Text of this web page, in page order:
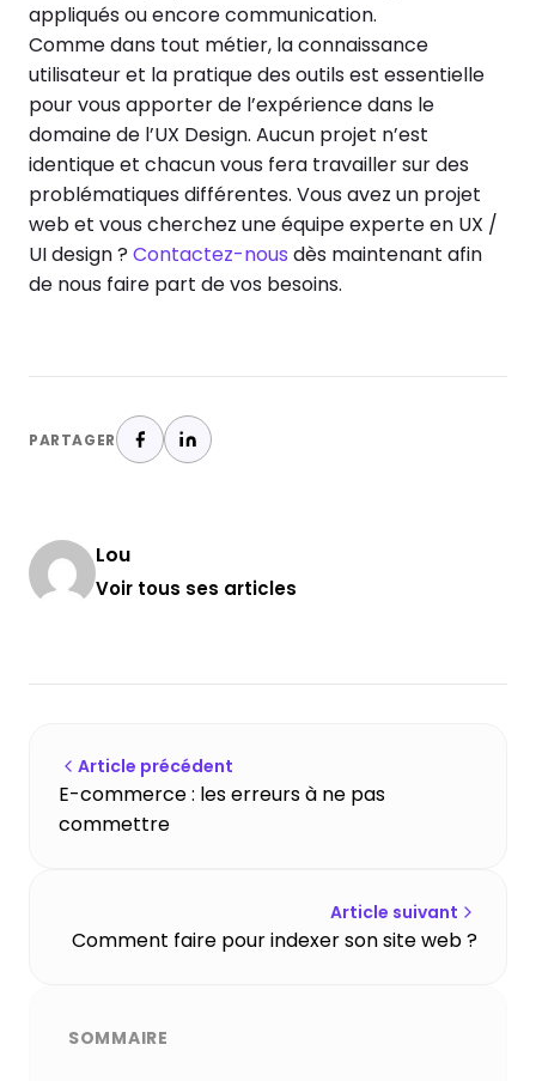
appliqués ou encore communication.
Comme dans tout métier, la connaissance
utilisateur et la pratique des outils est essentielle
pour vous apporter de l’expérience dans le
domaine de l’UX Design. Aucun projet n’est
identique et chacun vous fera travailler sur des
problématiques différentes. Vous avez un projet
web et vous cherchez une équipe experte en UX /
UI design ? Contactez-nous dès maintenant afin
de nous faire part de vos besoins.
PARTAGER
Lou
Voir tous ses articles
Article précédent
E-commerce : les erreurs à ne pas
commettre
Article suivant
Comment faire pour indexer son site web ?
SOMMAIRE